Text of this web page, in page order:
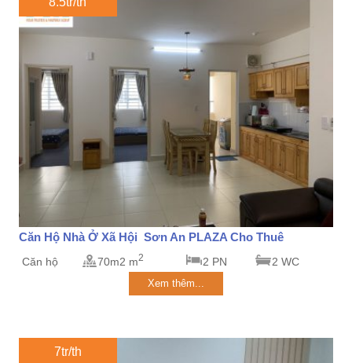
Căn Hộ Nhà Ở Xã Hội Sơn An PLAZA Cho Thuê
Căn hộ 70m2 m2 2 PN 2 WC
Xem thêm...
7tr/th